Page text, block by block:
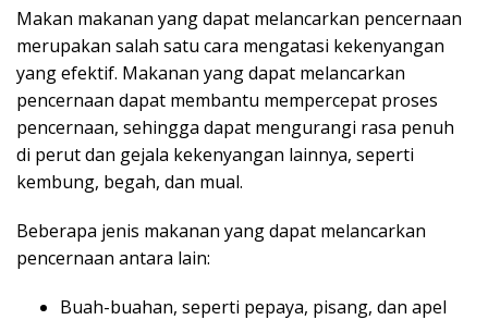
Makan makanan yang dapat melancarkan pencernaan
merupakan salah satu cara mengatasi kekenyangan
yang efektif. Makanan yang dapat melancarkan
pencernaan dapat membantu mempercepat proses
pencernaan, sehingga dapat mengurangi rasa penuh
di perut dan gejala kekenyangan lainnya, seperti
kembung, begah, dan mual.
Beberapa jenis makanan yang dapat melancarkan
pencernaan antara lain:
Buah-buahan, seperti pepaya, pisang, dan apel